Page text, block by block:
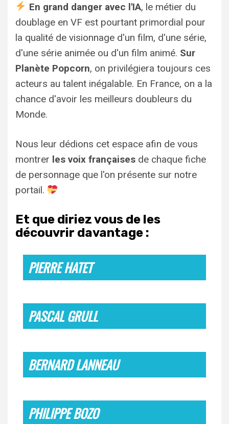
En grand danger avec l'IA, le métier du
doublage en VF est pourtant primordial pour
la qualité de visionnage d'un film, d'une série,
d'une série animée ou d'un film animé. Sur
Planète Popcorn, on privilégiera toujours ces
acteurs au talent inégalable. En France, on a la
chance d'avoir les meilleurs doubleurs du
Monde.
Nous leur dédions cet espace afin de vous
montrer les voix françaises de chaque fiche
de personnage que l'on présente sur notre
portail.
Et que diriez vous de les
découvrir davantage :
PIERRE HATET
PASCAL GRULL
BERNARD LANNEAU
PHILIPPE BOZO